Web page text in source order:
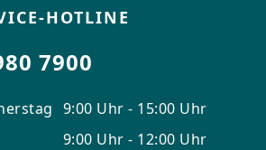
HOTLINE
7900
9:00 Uhr - 15:00 Uhr
9:00 Uhr - 12:00 Uhr